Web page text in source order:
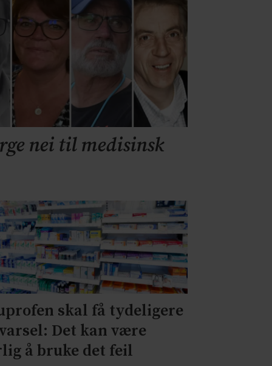
nei til medisinsk
skal få tydeligere
Det kan være
å bruke det feil